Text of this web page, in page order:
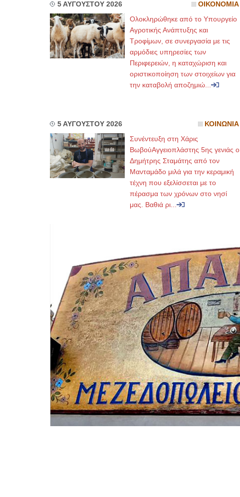
5 ΑΥΓΟΥΣΤΟΥ 2026 ΟΙΚΟΝΟΜΙΑ
Ολοκληρώθηκε από το Υπουργείο
Αγροτικής Ανάπτυξης και
Τροφίμων, σε συνεργασία με τις
αρμόδιες υπηρεσίες των
Περιφερειών, η καταχώριση και
οριστικοποίηση των στοιχείων για
την καταβολή αποζημιώ...
5 ΑΥΓΟΥΣΤΟΥ 2026 ΚΟΙΝΩΝΙΑ
Συνέντευξη στη Χάρις
ΒωβούΑγγειοπλάστης 5ης γενιάς ο
Δημήτρης Σταμάτης από τον
Μανταμάδο μιλά για την κεραμική
τέχνη που εξελίσσεται με το
πέρασμα των χρόνων στο νησί
μας. Βαθιά ρι...